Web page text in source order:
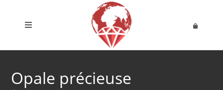
Opale précieuse